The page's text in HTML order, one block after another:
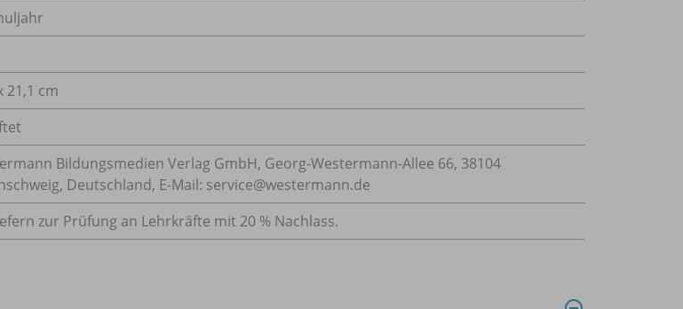
21,1 cm
Bildungsmedien Verlag GmbH, Georg-Westermann-Allee 66, 38104
Deutschland, E-Mail: service@westermann.de
zur Prüfung an Lehrkräfte mit 20 % Nachlass.